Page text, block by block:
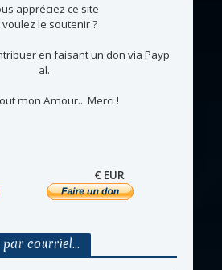
appréciez ce site
voulez le soutenir ?
en faisant un don via Payp
al.
mon Amour... Merci !
€ EUR
par courriel…